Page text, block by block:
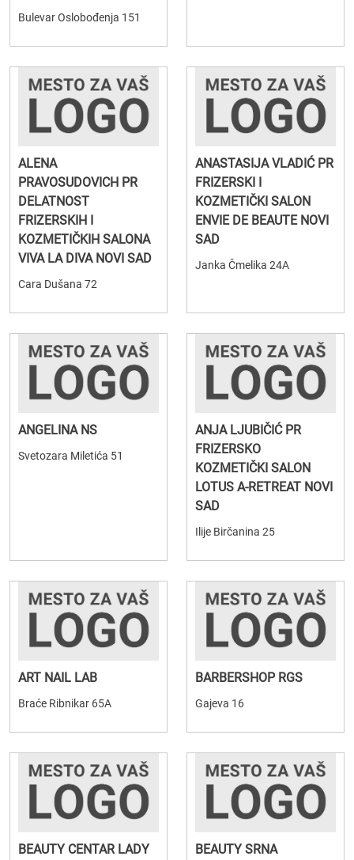
Bulevar Oslobođenja 151
ALENA
PRAVOSUDOVICH PR
DELATNOST
FRIZERSKIH I
KOZMETIČKIH SALONA
VIVA LA DIVA NOVI SAD
Cara Dušana 72
ANASTASIJA VLADIĆ PR
FRIZERSKI I
KOZMETIČKI SALON
ENVIE DE BEAUTE NOVI
SAD
Janka Čmelika 24A
ANGELINA NS
Svetozara Miletića 51
ANJA LJUBIČIĆ PR
FRIZERSKO
KOZMETIČKI SALON
LOTUS A-RETREAT NOVI
SAD
Ilije Birčanina 25
ART NAIL LAB
Braće Ribnikar 65A
BARBERSHOP RGS
Gajeva 16
BEAUTY CENTAR LADY
BEAUTY SRNA